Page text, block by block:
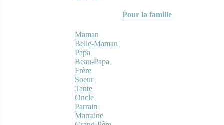
Pour la famille
Maman
Belle-Maman
Papa
Beau-Papa
Frère
Soeur
Tante
Oncle
Parrain
Marraine